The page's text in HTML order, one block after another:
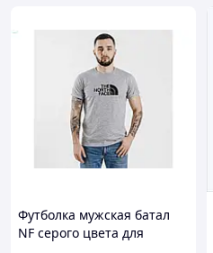
Футболка мужская батал
NF серого цвета для